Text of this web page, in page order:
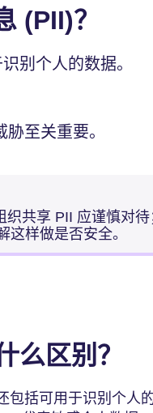
(PII)？
别个人的数据。
至关重要。
共享 PII 应谨慎对
这样做是否安全。
么区别？
括可用于识别个人